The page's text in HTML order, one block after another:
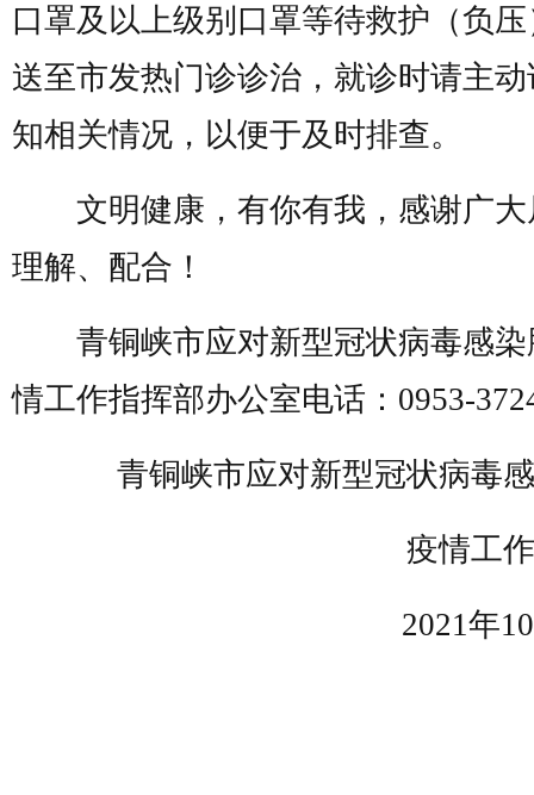
口罩及以上级别口罩等待救护（负
送至市发热门诊诊治，就诊时请主
知相关情况，以便于及时排查。
文明健康，有你有我，感谢广大
理解、配合！
青铜峡市应对新型冠状病毒感染
情工作指挥部办公室电话：0953-
青铜峡市应对新型冠状病毒
疫情工作
2021年10